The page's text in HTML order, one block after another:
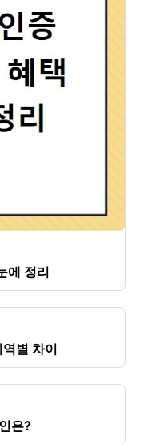
에 정리
별 차이
은?